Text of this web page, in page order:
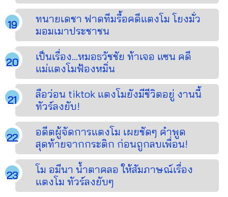
ทนายเดชา ฟาดทีมรื้อคดีแตงโม โยงมั่ว
มอมเมาประชาชน
เป็นเรื่อง...หมอธวัชชัย ท้าเจอ แซน คดี
แม่แตงโมฟ้องหมิ่น
ลือว่อน tiktok แตงโมยังมีชีวิตอยู่ งานนี้
ทัวร์ลงยับ!
อดีตผู้จัดการแตงโม เผยชัดๆ คำพูด
สุดท้ายจากกระติก ก่อนถูกลบเพื่อน!
โม อมีนา น้ำตาคลอ ให้สัมภาษณ์เรื่อง
แตงโม ทัวร์ลงยับๆ